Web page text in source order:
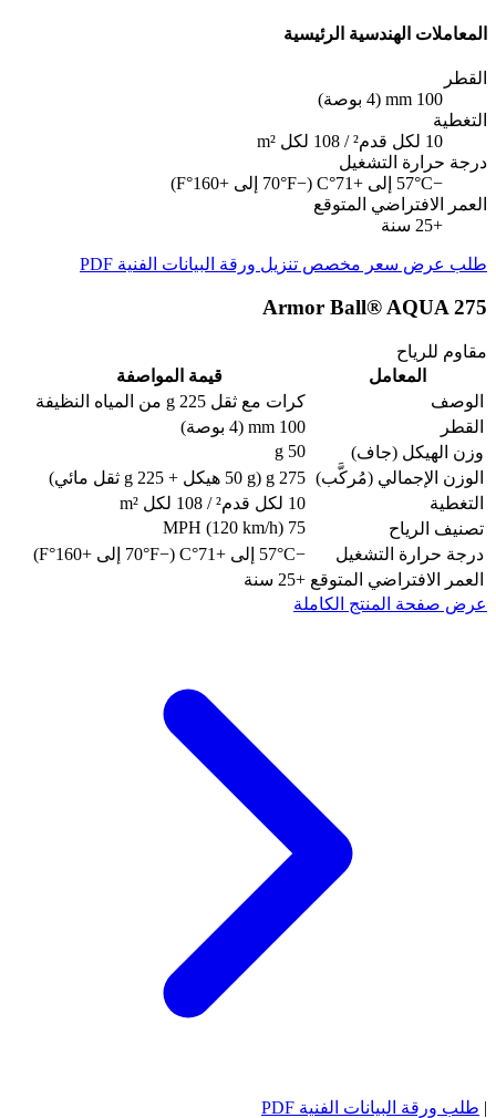
المعاملات الهندسية الرئيسية
القطر
100 mm (4 بوصة)
التغطية
10 لكل قدم² / 108 لكل m²
درجة حرارة التشغيل
−57°C إلى +71°C (−70°F إلى +160°F)
العمر الافتراضي المتوقع
+25 سنة
طلب عرض سعر مخصص تنزيل ورقة البيانات الفنية PDF
Armor Ball® AQUA 275
مقاوم للرياح
المعامل
قيمة المواصفة
الوصف
كرات مع ثقل 225 g من المياه النظيفة
القطر
100 mm (4 بوصة)
وزن الهيكل (جاف)
50 g
الوزن الإجمالي (مُركَّب) 275 g (50 g هيكل + 225 g ثقل مائي)
التغطية
10 لكل قدم² / 108 لكل m²
تصنيف الرياح
75 MPH (120 km/h)
درجة حرارة التشغيل
−57°C إلى +71°C (−70°F إلى +160°F)
العمر الافتراضي المتوقع +25 سنة
عرض صفحة المنتج الكاملة
| طلب ورقة البيانات الفنية PDF